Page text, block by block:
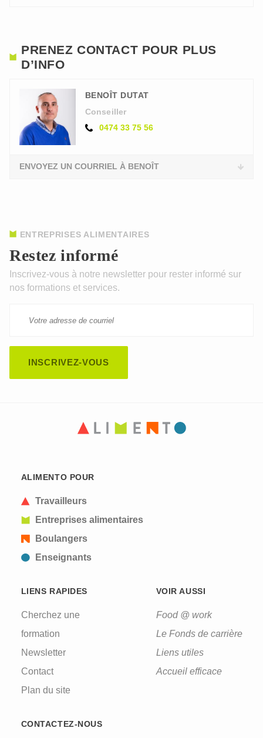
PRENEZ CONTACT POUR PLUS
D’INFO
BENOÎT DUTAT
Conseiller
0474 33 75 56
ENVOYEZ UN COURRIEL À BENOÎT
submissions.
Restez informé
ENTREPRISES ALIMENTAIRES
Inscrivez-vous à notre newsletter pour rester informé sur
nos formations et services.
ALIMENTO POUR
Travailleurs
Entreprises alimentaires
Boulangers
Enseignants
LIENS RAPIDES
Cherchez une
formation
Newsletter
Contact
Plan du site
VOIR AUSSI
Food @ work
Le Fonds de carrière
Liens utiles
Accueil efficace
CONTACTEZ-NOUS